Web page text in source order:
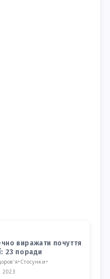
виражати почуття
23 поради
• Стосунки •
2023